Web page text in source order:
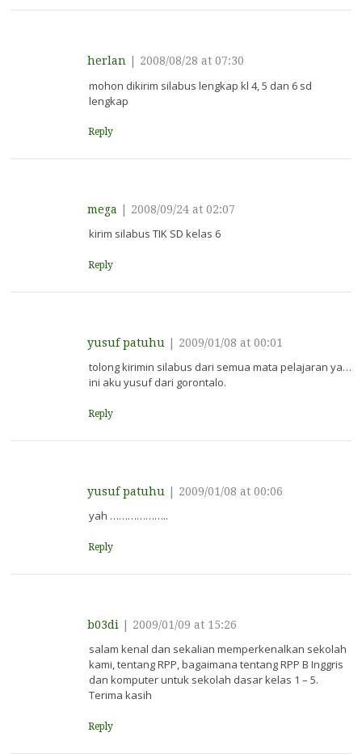
herlan 2008/08/28 at 07:30
mohon dikirim silabus lengkap kl 4, 5 dan 6 sd
lengkap
Reply
mega 2008/09/24 at 02:07
kirim silabus TIK SD kelas 6
Reply
yusuf patuhu 2009/01/08 at 00:01
tolong kirimin silabus dari semua mata pelajaran ya…
ini aku yusuf dari gorontalo.
Reply
yusuf patuhu 2009/01/08 at 00:06
yah ………………..
Reply
b03di 2009/01/09 at 15:26
salam kenal dan sekalian memperkenalkan sekolah
kami, tentang RPP, bagaimana tentang RPP B Inggris
dan komputer untuk sekolah dasar kelas 1 – 5.
Terima kasih
Reply